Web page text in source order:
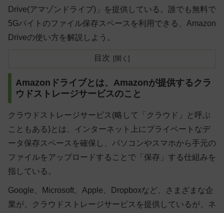
Drive(アマゾンドライブ)」を提供している。誰でも無料で
5Gバイトのファイル保存スペースを利用できる、Amazon
Driveの使い方を解説しよう。
目次
Amazonドライブとは、Amazonが提供するクラ
ウドストレージサービスのこと
クラウドストレージサービス(略して「クラウド」と呼ぶ
こともある)とは、インターネット上にプライベートなデ
ータ保存スペースを確保し、パソコンやスマホから手元の
ファイルをアップロードすることで「保存」する仕組みを
指している。
Google、Microsoft、Apple、Dropboxなど、さまざまな企
業が、クラウドストレージサービスを提供しているが、ネ